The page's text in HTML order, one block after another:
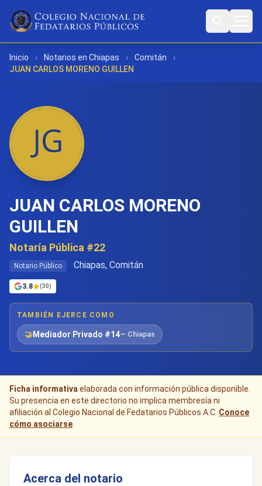
Inicio › Notarios en Chiapas › Comitán
›
JUAN CARLOS MORENO GUILLEN
JUAN CARLOS MORENO
GUILLEN
Notaría Pública #22
Notario Público Chiapas, Comitán
3.8 (30)
TAMBIÉN EJERCE COMO
🤝Mediador Privado #14— Chiapas
Ficha informativa elaborada con información pública disponible.
Su presencia en este directorio no implica membresía ni
afiliación al Colegio Nacional de Fedatarios Públicos A.C. Conoce
cómo asociarse
Acerca del notario